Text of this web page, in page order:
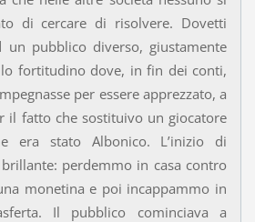
di cercare di risolvere. Dovetti
un pubblico diverso, giustamente
fortitudino dove, in fin dei conti,
per essere apprezzato, a
il fatto che sostituivo un giocatore
era stato Albonico. L’inizio di
perdemmo in casa contro
monetina e poi incappammo in
Il pubblico cominciava a